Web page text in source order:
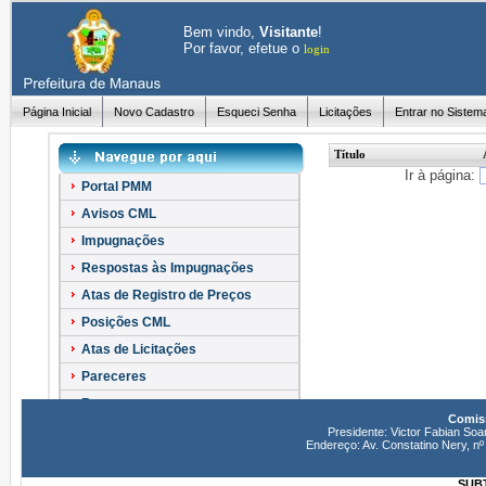
Bem vindo, Visitante!
Por favor, efetue o login
Página Inicial Novo Cadastro Esqueci Senha Licitações Entrar no
Portal PMM
Avisos CML
Impugnações
Respostas às Impugnações
Atas de Registro de Preços
Posições CML
Atas de Licitações
Pareceres
Recursos
Título
Ir à página:
Presidente: Victor Fabian
Endereço: Av. Constatino Nery,